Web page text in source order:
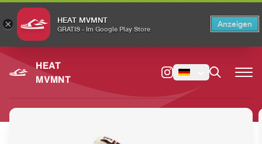
× HEAT MVMNT
GRATIS - Im Google Play Store
Anzeigen
HEAT
MVMNT
Switch to the English version? Switch ×